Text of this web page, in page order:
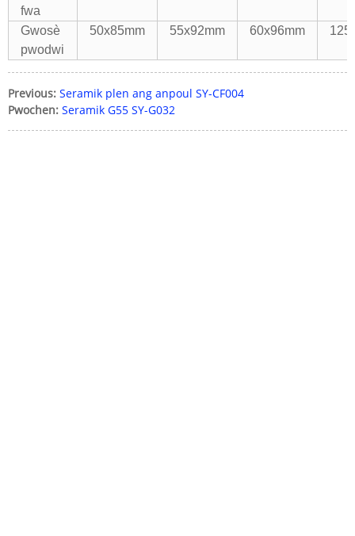
fwa
Gwosè
pwodwi
50x85mm 55x92mm 60x96mm
Previous: Seramik plen ang anpoul SY-CF004
Pwochen: Seramik G55 SY-G032